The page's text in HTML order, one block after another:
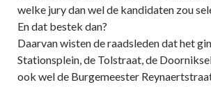
welke jury dan wel de kandidaten zou
En dat bestek dan?
Daarvan wisten de raadsleden dat het
Stationsplein, de Tolstraat, de
ook wel de Burgemeester